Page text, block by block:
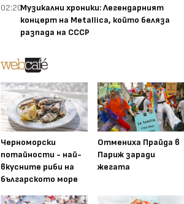
02:20Музикални хроники: Легендарният
концерт на Metallica, който беляза
разпада на СССР
Черноморски
потайности - най-
вкусните риби на
българското море
Отмениха Прайда в
Париж заради
жегата